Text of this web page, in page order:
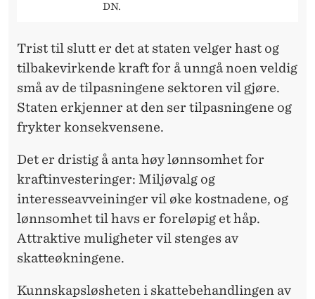
DN.
Trist til slutt er det at staten velger hast og
tilbakevirkende kraft for å unngå noen veldig
små av de tilpasningene sektoren vil gjøre.
Staten erkjenner at den ser tilpasningene og
frykter konsekvensene.
Det er dristig å anta høy lønnsomhet for
kraftinvesteringer: Miljøvalg og
interesseavveininger vil øke kostnadene, og
lønnsomhet til havs er foreløpig et håp.
Attraktive muligheter vil stenges av
skatteøkningene.
Kunnskapsløsheten i skattebehandlingen av